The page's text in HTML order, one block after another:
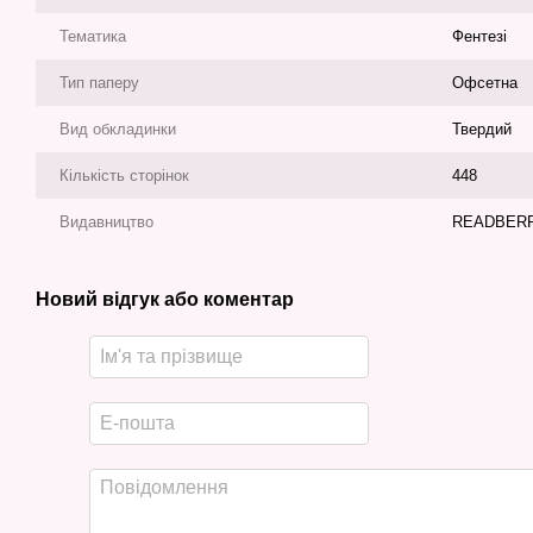
Тематика Фентезі
Тип паперу Офсетна
Вид обкладинки Твердий
Кількість сторінок 448
Видавництво
Новий відгук або коментар